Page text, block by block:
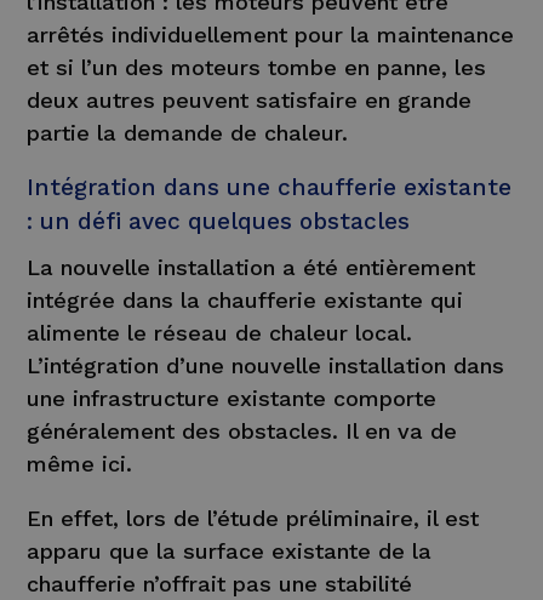
arrêtés individuellement pour la maintenance
et si l’un des moteurs tombe en panne, les
deux autres peuvent satisfaire en grande
partie la demande de chaleur.
Intégration dans une chaufferie existante
: un défi avec quelques obstacles
La nouvelle installation a été entièrement
intégrée dans la chaufferie existante qui
alimente le réseau de chaleur local.
L’intégration d’une nouvelle installation dans
une infrastructure existante comporte
généralement des obstacles. Il en va de
même ici.
En effet, lors de l’étude préliminaire, il est
apparu que la surface existante de la
chaufferie n’offrait pas une stabilité